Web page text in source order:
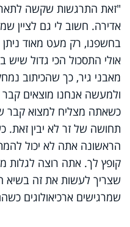
"זאת התרגשות שקשה לתאר
אדירה. חשוב לי גם לציין
אולי התסכול הכי גדול שיש
מאבני גיר, כך שהכיתוב
ולמעשה אנחנו מוצאים
כשאתה מצליח למצוא קבר
תחושה של זר לא יבין
הראשונה אתה לא יכול
קופץ לך. אתה רוצה לגלות
שצריך לעשות את זה בשיא
שמרגישים ארכיאולוגים